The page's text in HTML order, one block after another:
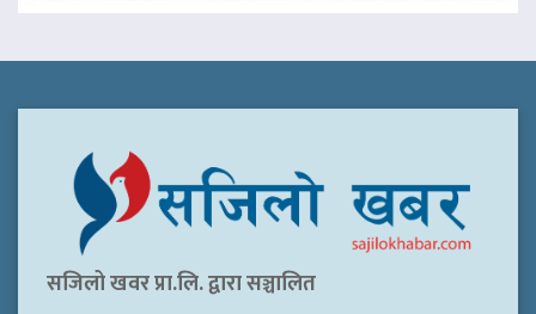
सजिलो खवर प्रा.लि. द्वारा सञ्चालित